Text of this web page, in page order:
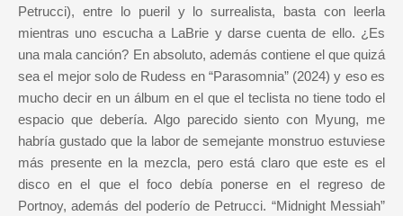
Petrucci), entre lo pueril y lo surrealista, basta con leerla
mientras uno escucha a LaBrie y darse cuenta de ello. ¿Es
una mala canción? En absoluto, además contiene el que quizá
sea el mejor solo de Rudess en “Parasomnia” (2024) y eso es
mucho decir en un álbum en el que el teclista no tiene todo el
espacio que debería. Algo parecido siento con Myung, me
habría gustado que la labor de semejante monstruo estuviese
más presente en la mezcla, pero está claro que este es el
disco en el que el foco debía ponerse en el regreso de
Portnoy, además del poderío de Petrucci. “Midnight Messiah”